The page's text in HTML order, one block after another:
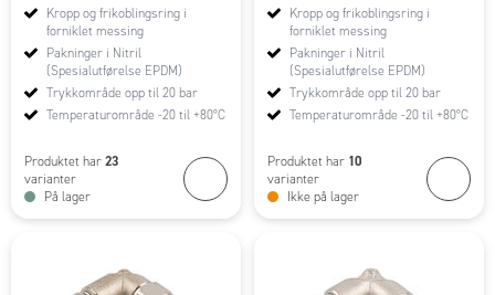
Kropp og frikoblingsring i
forniklet messing
Pakninger i Nitril
(Spesialutførelse EPDM)
Trykkområde opp til 20 bar
Temperaturområde -20 til +80°C
Produktet har 23
varianter
På lager
Kropp og frikoblingsring i
forniklet messing
Pakninger i Nitril
(Spesialutførelse EPDM)
Trykkområde opp til 20 bar
Temperaturområde -20 til +80°C
Produktet har 10
varianter
Ikke på lager